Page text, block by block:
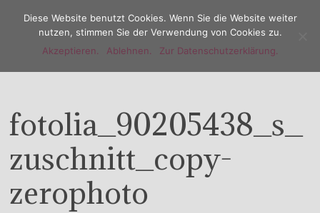
Menu
fotolia_90205438_s_
zuschnitt_copy-
zerophoto
Diese Website benutzt Cookies. Wenn Sie die Website weiter
nutzen, stimmen Sie der Verwendung von Cookies zu.
Akzeptieren.
Ablehnen. Zur Datenschutzerklärung.